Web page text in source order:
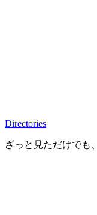
Directories
ざっと見ただけでも